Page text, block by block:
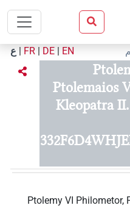
EN
|
DE
|
FR
| ع
Ptolemaios
Kleopatra
Ptolemy VI Philometor,